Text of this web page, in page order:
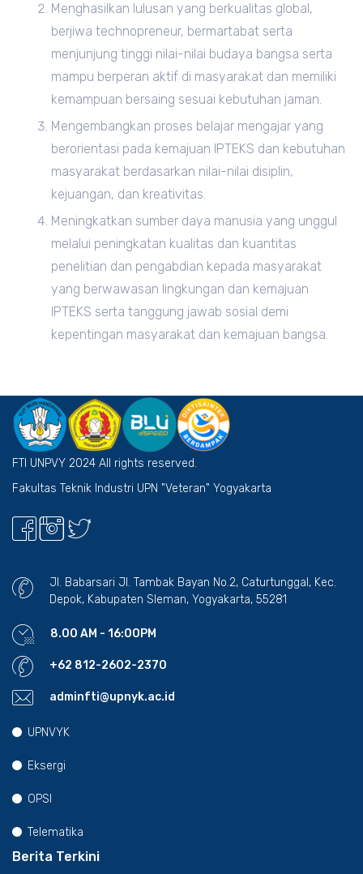
Menghasilkan lulusan yang berkualitas global,
berjiwa technopreneur, bermartabat serta
menjunjung tinggi nilai-nilai budaya bangsa serta
mampu berperan aktif di masyarakat dan memiliki
kemampuan bersaing sesuai kebutuhan jaman.
Mengembangkan proses belajar mengajar yang
berorientasi pada kemajuan IPTEKS dan kebutuhan
masyarakat berdasarkan nilai-nilai disiplin,
kejuangan, dan kreativitas.
Meningkatkan sumber daya manusia yang unggul
melalui peningkatan kualitas dan kuantitas
penelitian dan pengabdian kepada masyarakat
yang berwawasan lingkungan dan kemajuan
IPTEKS serta tanggung jawab sosial demi
kepentingan masyarakat dan kemajuan bangsa.
FTI UNPVY 2024 All rights reserved.
Fakultas Teknik Industri UPN "Veteran" Yogyakarta
Jl. Babarsari Jl. Tambak Bayan No.2, Caturtunggal, Kec.
Depok, Kabupaten Sleman, Yogyakarta, 55281
8.00 AM - 16:00PM
+62 812-2602-2370
adminfti@upnyk.ac.id
UPNVYK
Eksergi
OPSI
Telematika
Berita Terkini